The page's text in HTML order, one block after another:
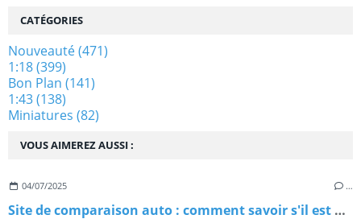
VOUS AIMEREZ AUSSI :
04/07/2025 …
Site de comparaison auto : comment savoir s'il est digne de confiance ?
CATÉGORIES
Nouveauté(471)
1:18(399)
Bon Plan (141)
1:43(138)
Miniatures (82)